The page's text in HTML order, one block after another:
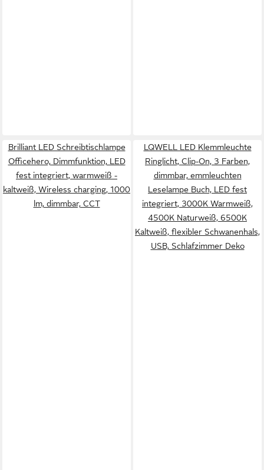
Brilliant LED Schreibtischlampe
Officehero, Dimmfunktion, LED
fest integriert, warmweiß -
kaltweiß, Wireless charging, 1000
lm, dimmbar, CCT
LQWELL LED Klemmleuchte
Ringlicht, Clip-On, 3 Farben,
dimmbar, emmleuchten
Leselampe Buch, LED fest
integriert, 3000K Warmweiß,
4500K Naturweiß, 6500K
Kaltweiß, flexibler Schwanenhals,
USB, Schlafzimmer Deko